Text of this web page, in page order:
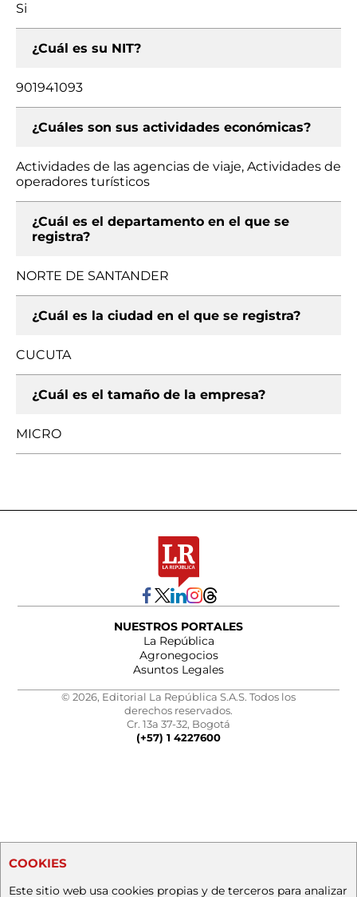
Si
¿Cuál es su NIT?
901941093
¿Cuáles son sus actividades económicas?
Actividades de las agencias de viaje, Actividades de
operadores turísticos
¿Cuál es el departamento en el que se
registra?
NORTE DE SANTANDER
¿Cuál es la ciudad en el que se registra?
CUCUTA
¿Cuál es el tamaño de la empresa?
MICRO
NUESTROS PORTALES
La República
Agronegocios
Asuntos Legales
© 2026, Editorial La República S.A.S. Todos los
derechos reservados.
Cr. 13a 37-32, Bogotá
(+57) 1 4227600
COOKIES
Este sitio web usa cookies propias y de terceros para analizar